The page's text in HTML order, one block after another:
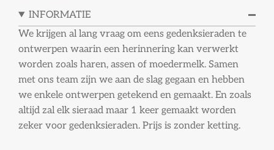
INFORMATIE
We krijgen al lang vraag om eens gedenksieraden te
ontwerpen waarin een herinnering kan verwerkt
worden zoals haren, assen of moedermelk. Samen
met ons team zijn we aan de slag gegaan en hebben
we enkele ontwerpen getekend en gemaakt. En zoals
altijd zal elk sieraad maar 1 keer gemaakt worden
zeker voor gedenksieraden. Prijs is zonder ketting.